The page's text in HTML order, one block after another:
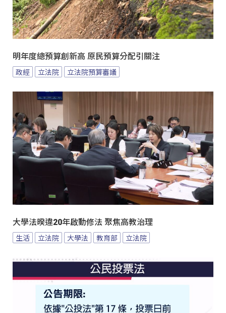
明年度總預算創新高 原民預算分配引關注
政經 立法院 立法院預算審議
大學法暌違20年啟動修法 聚焦高教治理
生活 立法院 大學法 教育部 立法院